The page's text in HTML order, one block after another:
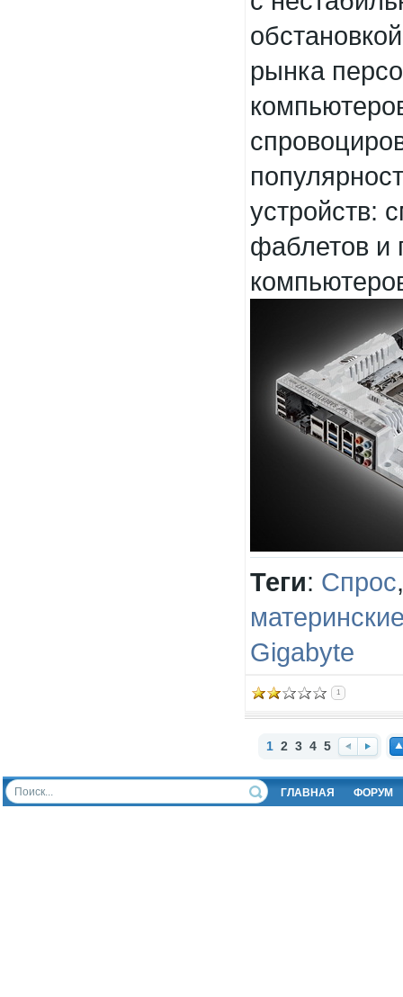
рынка
устройств:
фаблетов и
Теги: Спрос
Gigabyte
1
1 2 3 4 5
ад
ред
ГЛАВНАЯ ФОРУМ